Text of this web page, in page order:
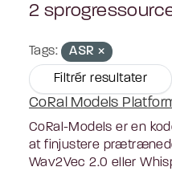
2
Tags: ASR
Filtrér resultater
CoRal Models
CoRal-Models er en
at finjustere
Wav2Vec 2.0 eller